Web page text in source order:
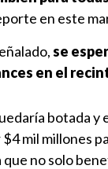
en este
se
en el
botada
mil millones
que no solo